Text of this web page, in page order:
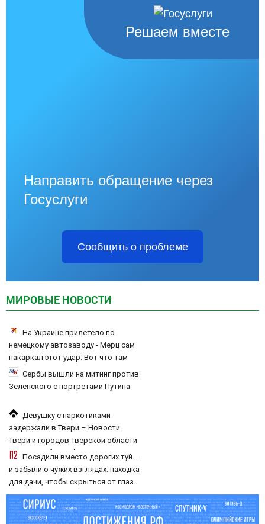
Решаем вместе
Направить обращение через
Госуслуги
Сообщить о проблеме
МИРОВЫЕ НОВОСТИ
На Украине прилетело по
немецкому автозаводу - Мерц сам
накаркал этот удар: Вот что там
собирали
Сербы вышли на митинг против
Зеленского с портретами Путина
Девушку с наркотиками
задержали в Твери – Новости
Твери и городов Тверской области
сегодня - Afanasy.biz – Тверские
новости. Новости Твери. Тверь
новости. Новости. Ново
Посадили вместо дорогих туй —
и забыли о чужих взглядах: находка
для дачи, чтобы скрыться от глаз
соседей